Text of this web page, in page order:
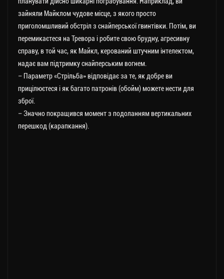
зайняли Майклом чудове місце, з якого просто
приголомшливий обстріл з снайперської гвинтівки. Потім, ви
перемикаєтеся на Тревора і робите свою брудну, агресивну
справу, в той час, як Майкл, керований штучним інтелектом,
надає вам підтримку снайперським вогнем.
– Параметр «Стрільба» відповідає за те, як добре ви
прицілюєтеся і як багато патронів (обойм) можете нести для
зброї.
– Значно покращився момент з подоланням вертикальних
перешкод (карапкання).